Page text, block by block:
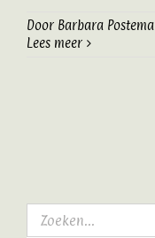
Door Barbara Postema
Lees meer
Zoeken
naar: